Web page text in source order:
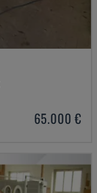
65.000 €